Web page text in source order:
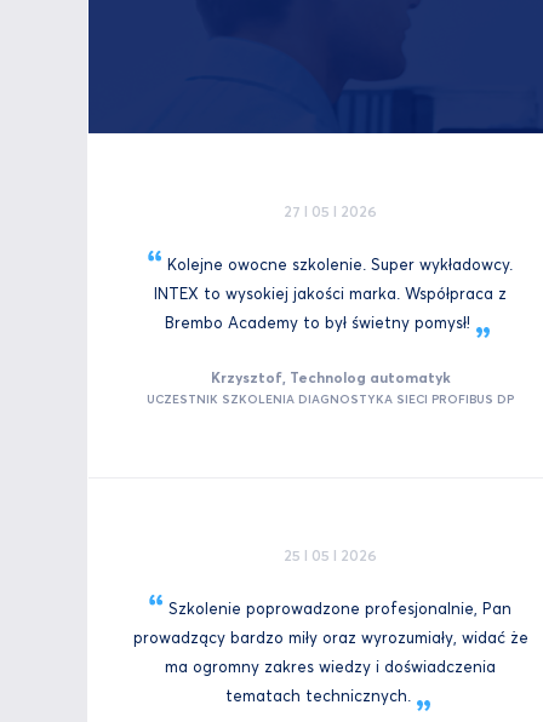
27 I 05 I 2026
Kolejne owocne szkolenie. Super wykładowcy.
INTEX to wysokiej jakości marka. Współpraca z
Brembo Academy to był świetnypomysł!
Krzysztof, Technolog automatyk
UCZESTNIK SZKOLENIA DIAGNOSTYKA SIECI PROFIBUS DP
25 I 05 I 2026
Szkolenie poprowadzone profesjonalnie, Pan
prowadzący bardzo miły oraz wyrozumiały, widać że
ma ogromny zakres wiedzy i doświadczenia
tematach technicznych.